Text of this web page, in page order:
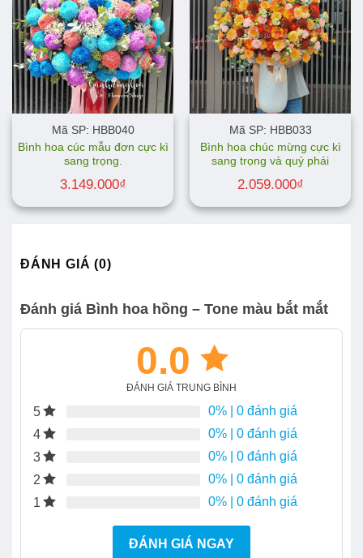
Mã SP: HBB040
Bình hoa cúc mẫu đơn cực kì
sang trọng.
3.149.000₫
Mã SP: HBB033
Bình hoa chúc mừng cực kì
sang trọng và quý phái
2.059.000₫
ĐÁNH GIÁ (0)
Đánh giá Bình hoa hồng – Tone màu bắt mắt
0.0
ĐÁNH GIÁ TRUNG BÌNH
5 0% | 0 đánh giá
4
0% | 0 đánh giá
3
0% | 0 đánh giá
2
0% | 0 đánh giá
1
0% | 0 đánh giá
ĐÁNH GIÁ NGAY